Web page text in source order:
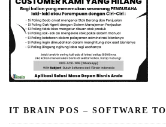
IT BRAIN POS – SOFTWARE